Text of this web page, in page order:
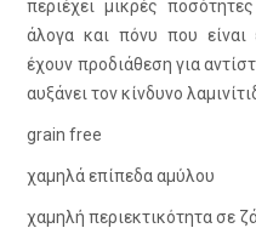
περιέχει μικρές
άλογα και πόνυ που είναι
έχουν προδιάθεση για
αυξάνει τον κίνδυνο
grain free
χαμηλά επίπεδα αμύλου
χαμηλή περιεκτικότητα σε